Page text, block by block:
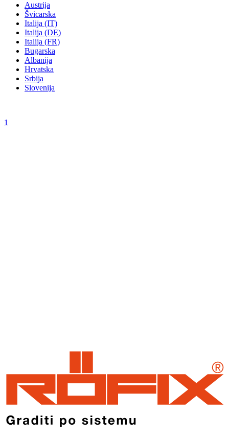
Austrija
Švicarska
Italija (IT)
Italija (DE)
Italija (FR)
Bugarska
Albanija
Hrvatska
Srbija
Slovenija
1